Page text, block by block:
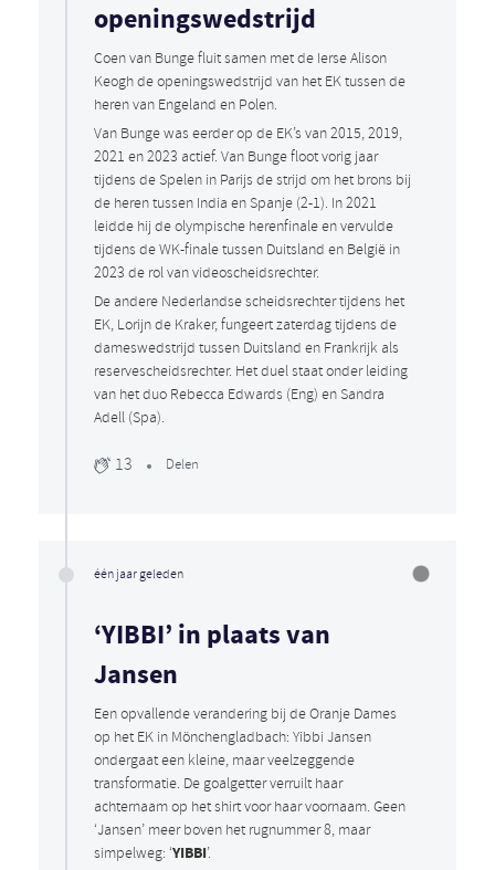
openingswedstrijd
Coen van Bunge fluit samen met de Ierse Alison
Keogh de openingswedstrijd van het EK tussen de
heren van Engeland en Polen.
Van Bunge was eerder op de EK’s van 2015, 2019,
2021 en 2023 actief. Van Bunge floot vorig jaar
tijdens de Spelen in Parijs de strijd om het brons bij
de heren tussen India en Spanje (2-1). In 2021
leidde hij de olympische herenfinale en vervulde
tijdens de WK-finale tussen Duitsland en België in
2023 de rol van videoscheidsrechter.
De andere Nederlandse scheidsrechter tijdens het
EK, Lorijn de Kraker, fungeert zaterdag tijdens de
dameswedstrijd tussen Duitsland en Frankrijk als
reservescheidsrechter. Het duel staat onder leiding
van het duo Rebecca Edwards (Eng) en Sandra
Adell (Spa).
13 Delen
één jaar geleden
‘YIBBI’ in plaats van
Jansen
Een opvallende verandering bij de Oranje Dames
op het EK in Mönchengladbach: Yibbi Jansen
ondergaat een kleine, maar veelzeggende
transformatie. De goalgetter verruilt haar
achternaam op het shirt voor haar voornaam. Geen
‘Jansen’ meer boven het rugnummer 8, maar
simpelweg: ‘YIBBI’.